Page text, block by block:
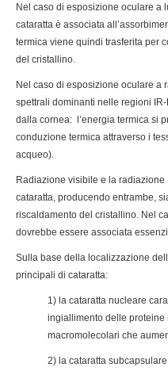
Nel caso di esposizione oculare a
cataratta è associata
termica viene quindi trasferita per
del cristallino.
Nel caso di esposizione oculare a
spettrali dominanti nelle regioni
dalla cornea: l’energia termica si
conduzione termica attraverso i
acqueo).
Radiazione visibile e la
cataratta, producendo entrambe,
riscaldamento del cristallino. Nel
dovrebbe essere associata
Sulla base della localizzazione
principali di cataratta:
1) la cataratta nucleare
ingiallimento delle proteine
macromolecolari che
2) la cataratta